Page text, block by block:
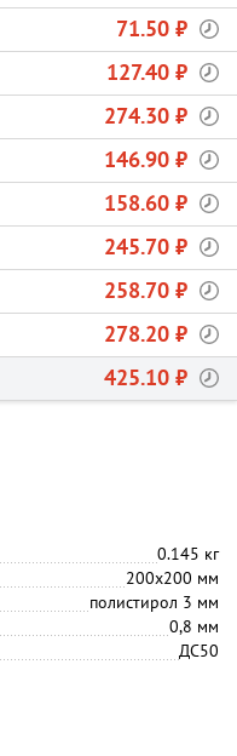
71.50 ₽
127.40 ₽
274.30 ₽
146.90 ₽
158.60 ₽
245.70 ₽
258.70 ₽
278.20 ₽
425.10 ₽
0.145 кг
200х200 мм
полистирол 3 мм
0,8 мм
ДС50